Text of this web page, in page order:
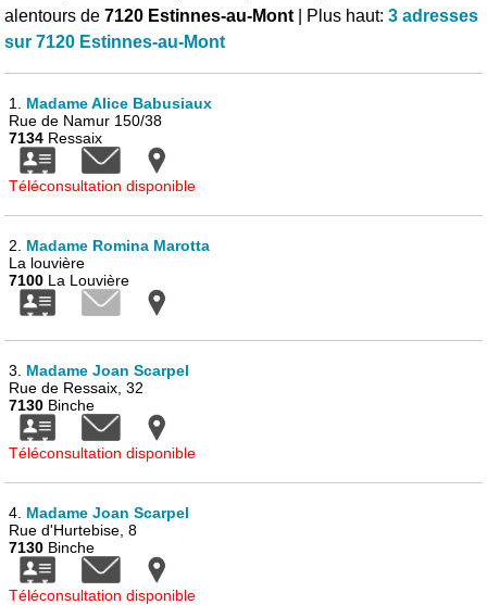
alentours de7120 Estinnes-au-Mont | Plus haut:3 adresses
sur 7120 Estinnes-au-Mont
1. Madame Alice Babusiaux
Rue de Namur 150/38
7134 Ressaix
Téléconsultation disponible
2. Madame Romina Marotta
La louvière
7100 La Louvière
3. Madame Joan Scarpel
Rue de Ressaix, 32
7130 Binche
Téléconsultation disponible
4. Madame Joan Scarpel
Rue d'Hurtebise, 8
7130 Binche
Téléconsultation disponible